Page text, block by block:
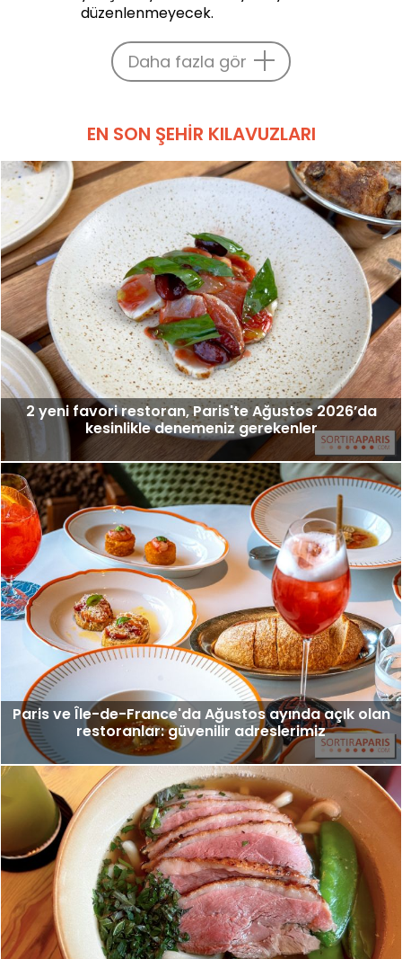
düzenlenmeyecek.
Daha fazla gör
EN SON ŞEHIR KILAVUZLARI
2 yeni favori restoran, Paris'te Ağustos 2026’da
kesinlikle denemeniz gerekenler
Paris ve Île-de-France'da Ağustos ayında açık olan
restoranlar: güvenilir adreslerimiz